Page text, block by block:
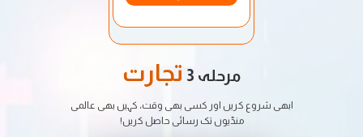
تجارت
ابھی شروع کریں اور کسی بھی وقت، کہیں بھی عالمی
منڈیوں تک رسائی حاصل کریں!